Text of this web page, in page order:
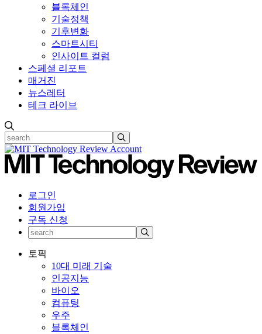
블록체인
기술정책
기후변화
스마트시티
인사이트 컬럼
스페셜 리포트
매거진
뉴스레터
테크 라이브
로그인
회원가입
구독 신청
토픽
10대 미래 기술
인공지능
바이오
컴퓨팅
우주
블록체인